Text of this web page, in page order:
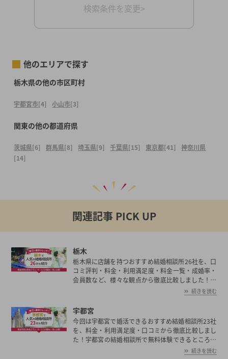
検索条件を変更>
他のエリアで探す
栃木県の他の市区町村
宇都宮市[4] 小山市[3]
関東の他の都道府県
茨城県[6] 群馬県[8] 埼玉県[9] 千葉県[15] 東京都[41]
神奈川県
[14]
関連記事 PICK UP
栃木
栃木県に店舗を持つおすすめ結婚相談所26社を、口
コミ評判・料金・利用満足度・料金一覧・成婚率・
会員数など、様々な観点から徹底比較しました！栃
木県の平均初婚年齢は、男性が30.2歳、女性が28.3
歳と男女共に日本全国の平均初婚年齢と比べ低い傾
向にあります。あなたの年収や職業、ご希望に沿っ
た理想の相手を東京で見つけたいとお考えの方は是
非ご覧ください。
続きを読む
宇都宮
今回は宇都宮で婚活できるおすすめ結婚相談所23社
を、料金・利用満足度・口コミから徹底比較しまし
た！宇都宮の結婚相談所で無料体験できるところも
続きを読む